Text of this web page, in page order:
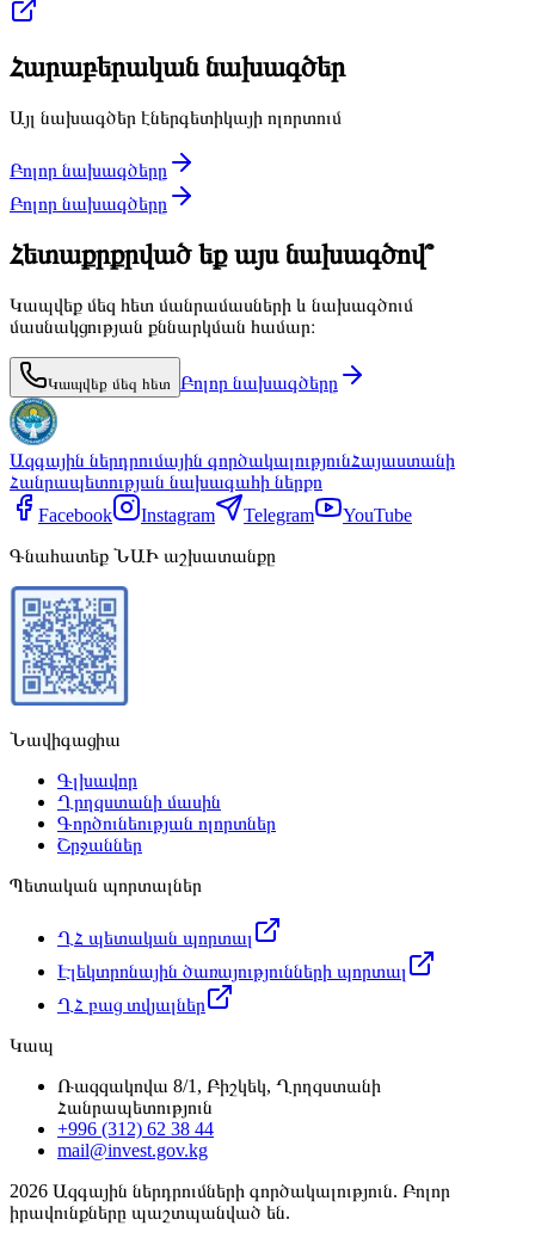
Հարաբերական նախագծեր
Այլ նախագծեր էներգետիկայի ոլորտում
Բոլոր նախագծերը
Բոլոր նախագծերը
Հետաքրքրված եք այս նախագծով՞
Կապվեք մեզ հետ մանրամասների և նախագծում
մասնակցության քննարկման համար։
Կապվեք մեզ հետ Բոլոր նախագծերը
Ազգային ներդրումային գործակալությունՀայաստանի
Հանրապետության նախագահի ներքո
Facebook
Instagram Telegram
YouTube
Գնահատեք ՆԱԻ աշխատանքը
Նավիգացիա
Գլխավոր
Ղրղզստանի մասին
Գործունեության ոլորտներ
Շրջաններ
Պետական պորտալներ
ՂՀ պետական պորտալ
Էլեկտրոնային ծառայությունների պորտալ
ՂՀ բաց տվյալներ
Կապ
Ռազզակովա 8/1, Բիշկեկ, Ղրղզստանի
Հանրապետություն
+996 (312) 62 38 44
mail@invest.gov.kg
2026 Ազգային ներդրումների գործակալություն. Բոլոր
իրավունքները պաշտպանված են.